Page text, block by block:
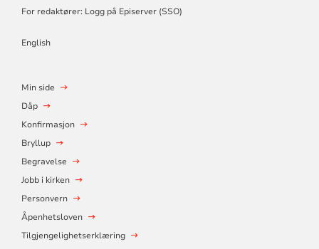
For redaktører: Logg på Episerver (SSO)
English
Min side
Dåp
Konfirmasjon
Bryllup
Begravelse
Jobb i kirken
Personvern
Åpenhetsloven
Tilgjengelighetserklæring